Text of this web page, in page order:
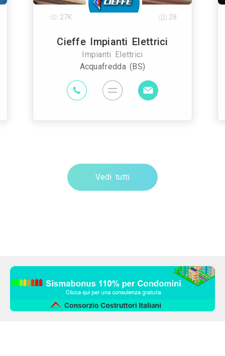
Cieffe Impianti Elettrici
Impianti Elettrici
Acquafredda (BS)
27K 28
Vedi tutti